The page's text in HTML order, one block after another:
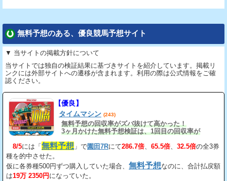
無料予想のある、優良競馬予想サイト
▼ 当サイトの掲載方針について
当サイトでは独自の検証結果に基づきサイトを紹介しています。掲載リ
ンクには外部サイトへの遷移が含まれます。利用の際は公式情報をご確
認ください。
【優良】
タイムマシン (243)
無料予想の回収率がズバ抜けて高かった！
3ヶ月かけた無料予想検証は、1回目の回収率が
8/5には「 無料予想 」で園田7Rにて286.7倍、 65.5倍、 32.5倍の全3券
種を的中させた。
仮に各券種500円ずつ購入していた場合、 無料予想なのに、合計払戻額
は19万 2350円 になっていた。